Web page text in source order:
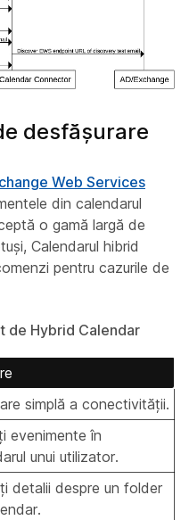
desfășurare
Web Services
din calendarul
o gamă largă de
Calendarul hibrid
pentru cazurile de
de Hybrid Calendar
simplă a conectivității.
evenimente în
unui utilizator.
detalii despre un folder